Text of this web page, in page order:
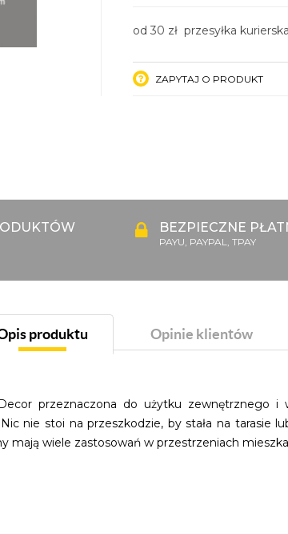
od 30 zł przesyłka kurierska
ZAPYTAJ O PRODUKT
BEZPIECZNE
PAYU, PAYPAL, TPAY
produktu Opinie klientów
przeznaczona do użytku zewnętrznego i
nie stoi na przeszkodzie, by stała na tarasie
mają wiele zastosowań w przestrzeniach